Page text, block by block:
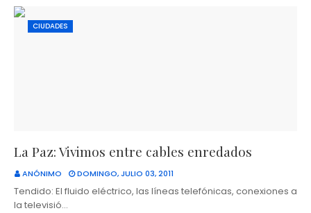
CIUDADES
La Paz: Vivimos entre cables enredados
ANÓNIMO DOMINGO, JULIO 03, 2011
Tendido: El fluido eléctrico, las líneas telefónicas, conexiones a
la televisió…